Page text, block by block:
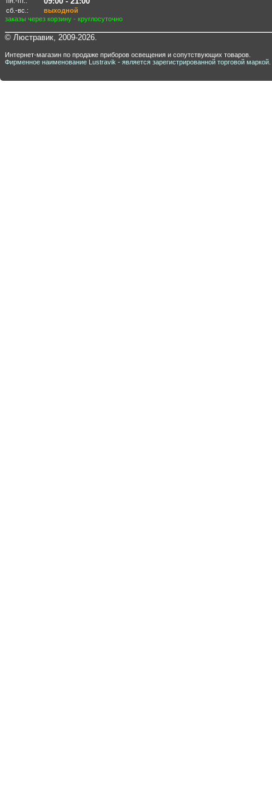
сб.-вс.:
выходной
заказы через корзину - круглосуточно
© Люстравик, 2009-2026.
Интернет-магазин по продаже приборов освещения и сопутствующих товаров.
Фирменное наименование Lustravik - является зарегистрированной торговой